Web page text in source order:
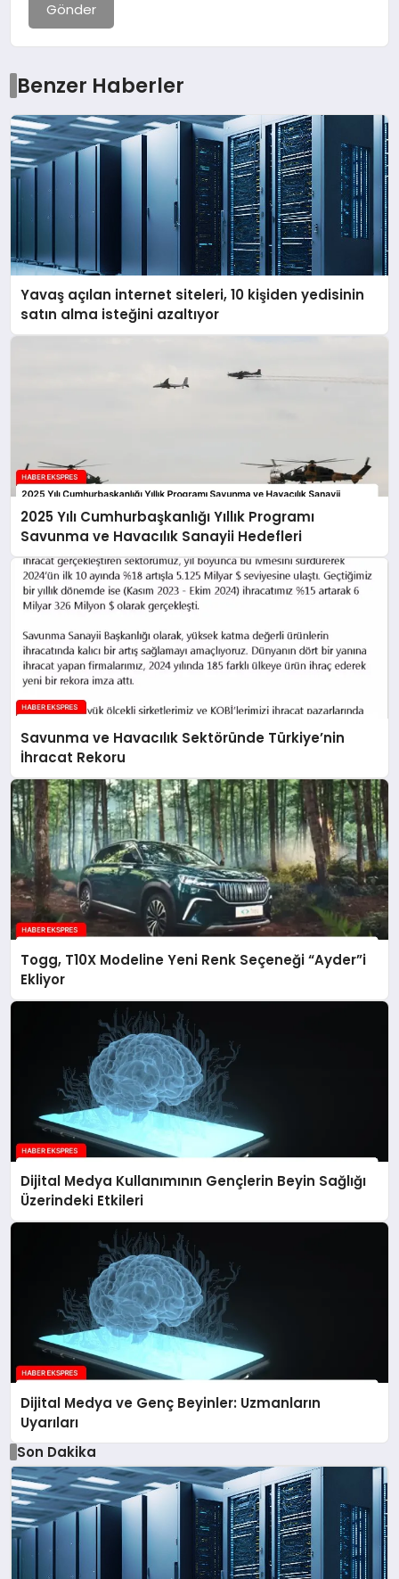
Gönder
Benzer Haberler
Yavaş açılan internet siteleri, 10 kişiden yedisinin
satın alma isteğini azaltıyor
2025 Yılı Cumhurbaşkanlığı Yıllık Programı
Savunma ve Havacılık Sanayii Hedefleri
Savunma ve Havacılık Sektöründe Türkiye’nin
İhracat Rekoru
Togg, T10X Modeline Yeni Renk Seçeneği “Ayder”i
Ekliyor
Dijital Medya Kullanımının Gençlerin Beyin Sağlığı
Üzerindeki Etkileri
Dijital Medya ve Genç Beyinler: Uzmanların
Uyarıları
Son Dakika